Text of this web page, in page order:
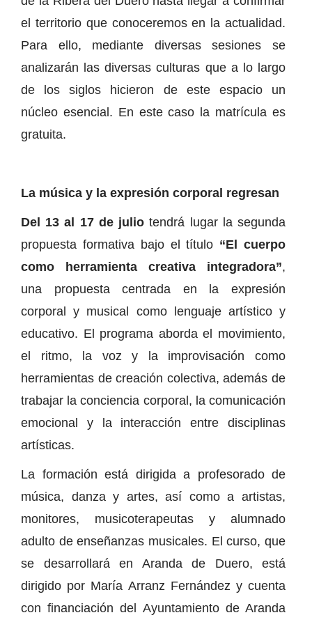
el territorio que conoceremos en la actualidad.
Para ello, mediante diversas sesiones se
analizarán las diversas culturas que a lo largo
de los siglos hicieron de este espacio un
núcleo esencial. En este caso la matrícula es
gratuita.
La música y la expresión corporal regresan
Del 13 al 17 de julio tendrá lugar la segunda
propuesta formativa bajo el título “El cuerpo
como herramienta creativa integradora”,
una propuesta centrada en la expresión
corporal y musical como lenguaje artístico y
educativo. El programa aborda el movimiento,
el ritmo, la voz y la improvisación como
herramientas de creación colectiva, además de
trabajar la conciencia corporal, la comunicación
emocional y la interacción entre disciplinas
artísticas.
La formación está dirigida a profesorado de
música, danza y artes, así como a artistas,
monitores, musicoterapeutas y alumnado
adulto de enseñanzas musicales. El curso, que
se desarrollará en Aranda de Duero, está
dirigido por María Arranz Fernández y cuenta
con financiación del Ayuntamiento de Aranda